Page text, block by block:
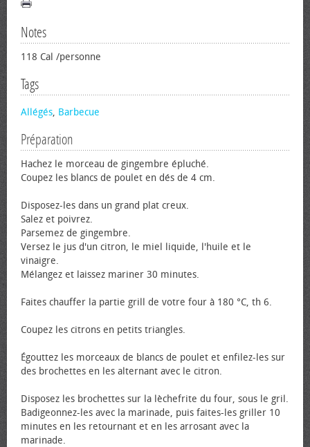
Notes
118 Cal /personne
Tags
Allégés, Barbecue
Préparation
Hachez le morceau de gingembre épluché.
Coupez les blancs de poulet en dés de 4 cm.
Disposez-les dans un grand plat creux.
Salez et poivrez.
Parsemez de gingembre.
Versez le jus d'un citron, le miel liquide, l'huile et le
vinaigre.
Mélangez et laissez mariner 30 minutes.
Faites chauffer la partie grill de votre four à 180 °C, th 6.
Coupez les citrons en petits triangles.
Égouttez les morceaux de blancs de poulet et enfilez-les sur
des brochettes en les alternant avec le citron.
Disposez les brochettes sur la lèchefrite du four, sous le gril.
Badigeonnez-les avec la marinade, puis faites-les griller 10
minutes en les retournant et en les arrosant avec la
marinade.